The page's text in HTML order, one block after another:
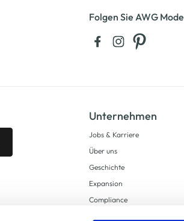
Folgen Sie AWG Mode
Unternehmen
Jobs & Karriere
Über uns
Geschichte
Expansion
Compliance